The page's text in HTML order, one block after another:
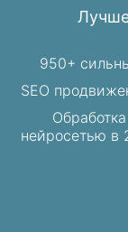
950+
SEO
нейросетью в